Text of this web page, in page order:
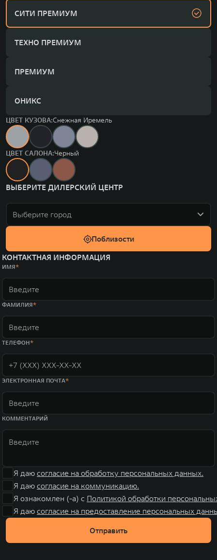
СИТИ ПРЕМИУМ
ТЕХНО ПРЕМИУМ
ПРЕМИУМ
ОНИКС
ЦВЕТ КУЗОВА:Снежная Иремель
ЦВЕТ САЛОНА:Черный
ВЫБЕРИТЕ ДИЛЕРСКИЙ ЦЕНТР
Выберите город
Поблизости
КОНТАКТНАЯ ИНФОРМАЦИЯ
ИМЯ
ФАМИЛИЯ
ТЕЛЕФОН
ЭЛЕКТРОННАЯ ПОЧТА
КОММЕНТАРИЙ
Я даю согласие на обработку персональных данных.
Я даю согласие на коммуникацию.
Я ознакомлен (-а) с Политикой обработки
Я даю согласие на предоставление персональных
Отправить